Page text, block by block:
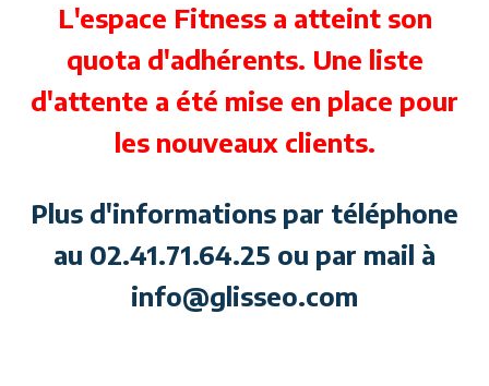
L'espace Fitness a atteint son
quota d'adhérents. Une liste
d'attente a été mise en place pour
les nouveaux clients.
Plus d'informations par téléphone
au 02.41.71.64.25 ou par mail à
info@glisseo.com